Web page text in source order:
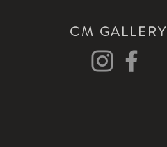
CM GALLERY